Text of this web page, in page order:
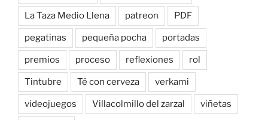
La Taza Medio Llena patreon PDF
pegatinas pequeña pocha portadas
premios proceso reflexiones rol
Tintubre Té con cerveza verkami
videojuegos Villacolmillo del zarzal viñetas